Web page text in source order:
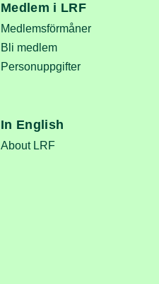
Medlem i LRF
Medlemsförmåner
Bli medlem
Personuppgifter
In English
About LRF